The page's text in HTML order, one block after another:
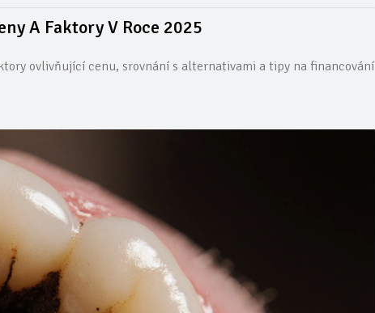
A Faktory V Roce 2025
ovlivňující cenu, srovnání s alternativami a tipy na financování